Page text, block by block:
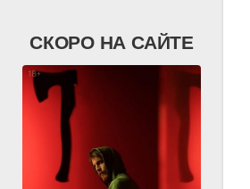
СКОРО НА САЙТЕ